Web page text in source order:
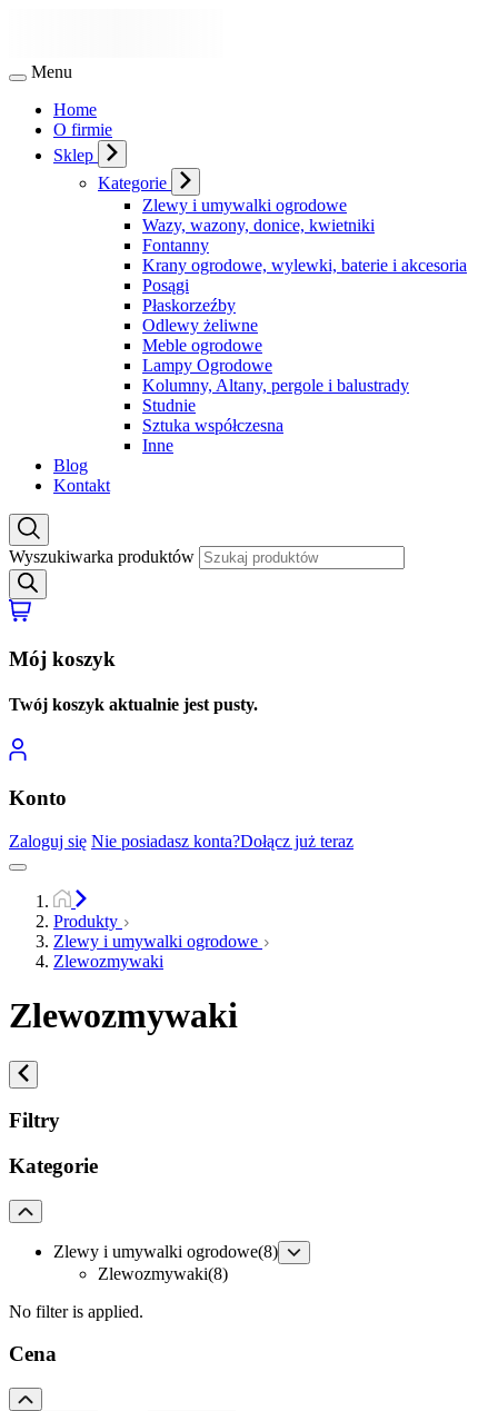
Menu
Home
O firmie
Sklep
Kategorie
Zlewy i umywalki ogrodowe
Wazy, wazony, donice, kwietniki
Fontanny
Krany ogrodowe, wylewki, baterie i akcesoria
Posągi
Płaskorzeźby
Odlewy żeliwne
Meble ogrodowe
Lampy Ogrodowe
Kolumny, Altany, pergole i balustrady
Studnie
Sztuka współczesna
Inne
Blog
Kontakt
Wyszukiwarka produktów
Mój koszyk
Twój koszyk aktualnie jest pusty.
Konto
Zaloguj się Nie posiadasz konta?Dołącz już teraz
Produkty
Zlewy i umywalki ogrodowe
Zlewozmywaki
Zlewozmywaki
Filtry
Kategorie
Zlewy i umywalki ogrodowe(8)
Zlewozmywaki(8)
No filter is applied.
Cena